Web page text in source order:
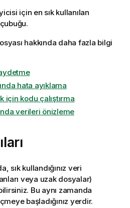
için en sık kullanılan
hakkında daha fazla bilgi
hata ayıklama
için kodu çalıştırma
verileri önizleme
sık kullandığınız veri
veya uzak dosyalar)
Bu aynı zamanda
başladığınız yerdir.